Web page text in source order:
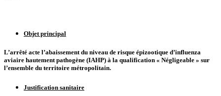
Objet principal
L’arrêté acte l’abaissement du niveau de risque épizootique d’influenza
aviaire hautement pathogène (IAHP) à la qualification « Négligeable » sur
l’ensemble du territoire métropolitain.
Justification sanitaire